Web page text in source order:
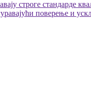
строге стандарде
поверење и